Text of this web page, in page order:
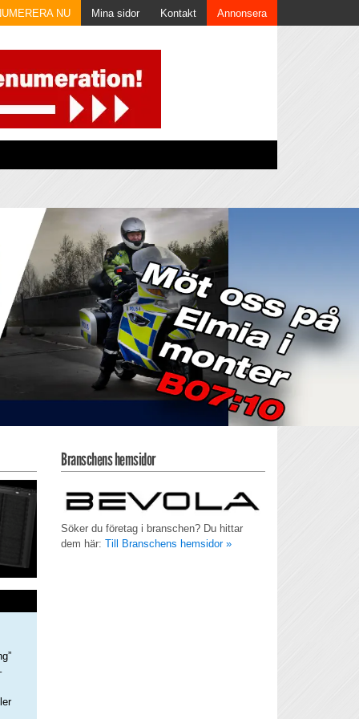
NU Mina sidor Kontakt Annonsera
Branschens hemsidor
Söker du företag i branschen? Du hittar
dem här: Till Branschens hemsidor »